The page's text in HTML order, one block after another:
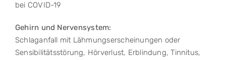
bei COVID-19
Gehirn und Nervensystem:
Schlaganfall mit Lähmungserscheinungen oder
Sensibilitätsstörung, Hörverlust, Erblindung, Tinnitus,